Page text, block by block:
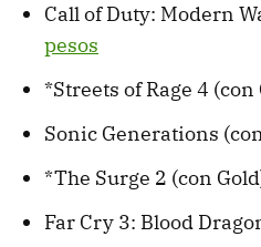
Call of Duty: Modern
pesos
*Streets of Rage 4 (con
Sonic Generations
*The Surge 2 (con
Far Cry 3: Blood